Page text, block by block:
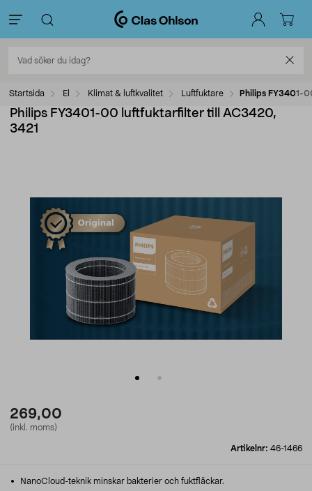
Startsida El Klimat & luftkvalitet Luftfuktare Philips FY3401-
Philips FY3401-00 luftfuktarfilter till AC3420,
3421
269,00
(inkl. moms)
Artikelnr: 46-1466
NanoCloud-teknik minskar bakterier och fuktfläckar.